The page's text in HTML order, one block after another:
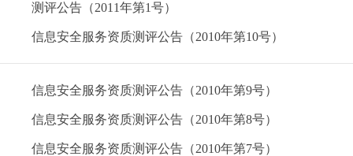
测评公告（2011年第1号）
信息安全服务资质测评公告（2010年第10号）
信息安全服务资质测评公告（2010年第9号）
信息安全服务资质测评公告（2010年第8号）
信息安全服务资质测评公告（2010年第7号）